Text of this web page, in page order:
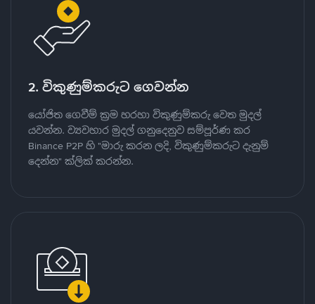
2. විකුණුම්කරුට ගෙවන්න
යෝජිත ගෙවීම් ක්‍රම හරහා විකුණුම්කරු වෙත මුදල්
යවන්න. ව්‍යවහාර මුදල් ගනුදෙනුව සම්පූර්ණ කර
Binance P2P හි "මාරු කරන ලදි, විකුණුම්කරුට දැනුම්
දෙන්න" ක්ලික් කරන්න.